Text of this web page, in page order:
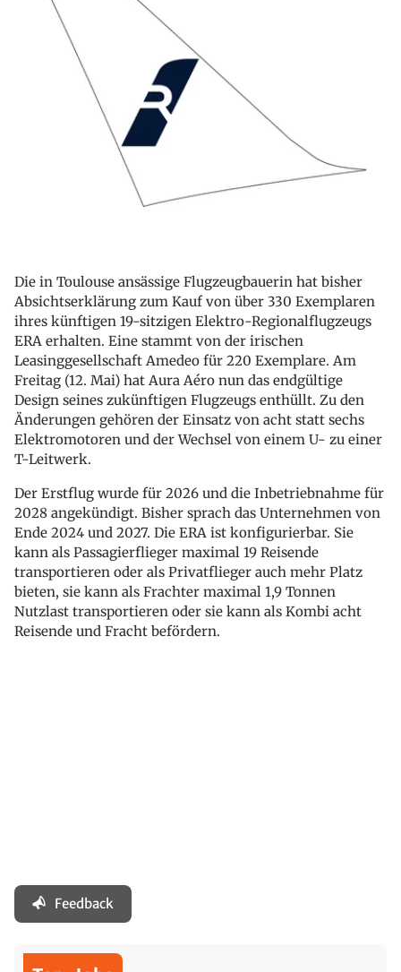
Die in Toulouse ansässige Flugzeugbauerin hat bisher
Absichtserklärung zum Kauf von über 330 Exemplaren
ihres künftigen 19-sitzigen Elektro-Regionalflugzeugs
ERA erhalten. Eine stammt von der irischen
Leasinggesellschaft Amedeo für 220 Exemplare. Am
Freitag (12. Mai) hat Aura Aéro nun das endgültige
Design seines zukünftigen Flugzeugs enthüllt. Zu den
Änderungen gehören der Einsatz von acht statt sechs
Elektromotoren und der Wechsel von einem U- zu einer
T-Leitwerk.
Der Erstflug wurde für 2026 und die Inbetriebnahme für
2028 angekündigt. Bisher sprach das Unternehmen von
Ende 2024 und 2027. Die ERA ist konfigurierbar. Sie
kann als Passagierflieger maximal 19 Reisende
transportieren oder als Privatflieger auch mehr Platz
bieten, sie kann als Frachter maximal 1,9 Tonnen
Nutzlast transportieren oder sie kann als Kombi acht
Reisende und Fracht befördern.
Feedback